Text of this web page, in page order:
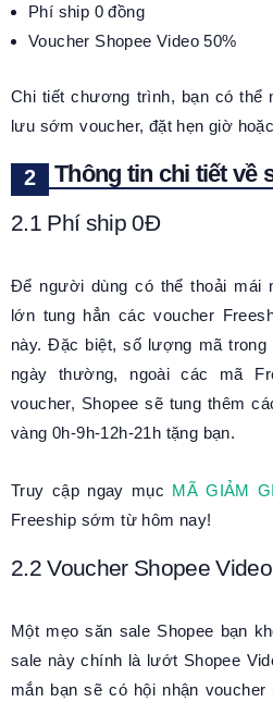
Phí ship 0 đồng
Voucher Shopee Video 50%
Chi tiết chương trình, bạn có thể
lưu sớm voucher, đặt hẹn giờ
Thông tin chi tiết về
2.1 Phí ship 0Đ
Để người dùng có thể thoải mái
lớn tung hẳn các voucher
này. Đặc biệt, số lượng mã
ngày thường, ngoài các mã
voucher, Shopee sẽ tung thêm
vàng 0h-9h-12h-21h tặng bạn.
Truy cập ngay mục MÃ GIẢM
Freeship sớm từ hôm nay!
2.2 Voucher Shopee Video
Một mẹo săn sale Shopee bạn
sale này chính là lướt Shopee
mắn bạn sẽ có hội nhận